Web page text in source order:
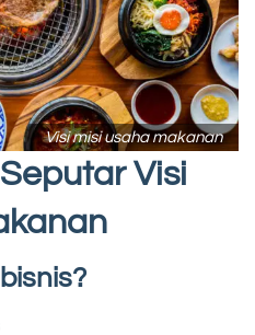
Visi misi usaha makanan
Visi